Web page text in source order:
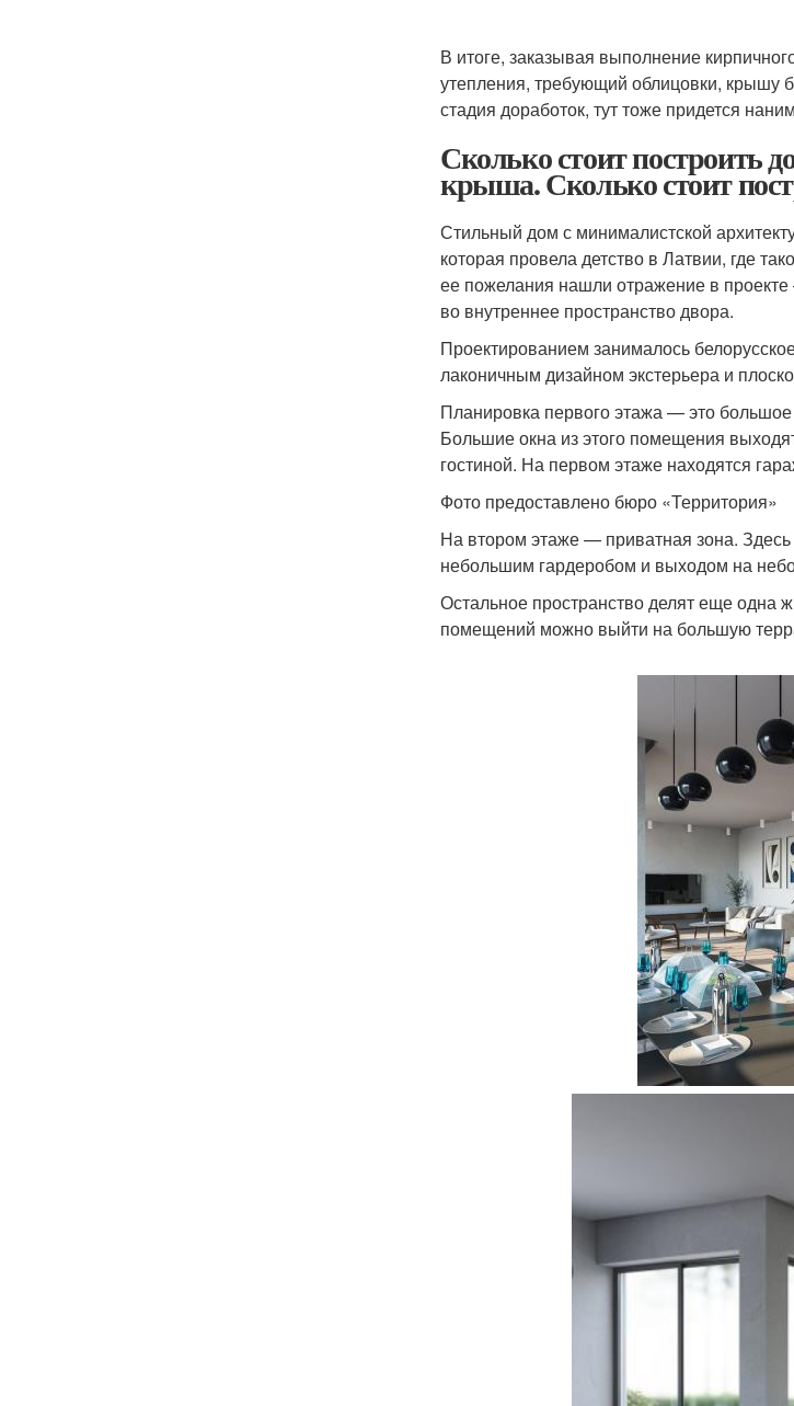
В итоге, заказывая выполнение
утепления, требующий облицовки, крышу
стадия доработок, тут тоже придется
Сколько стоит построить
крыша. Сколько стоит
Стильный дом с минималистской
которая провела детство в Латвии, где
ее пожелания нашли отражение в
во внутреннее пространство двора.
Проектированием занималось
лаконичным дизайном экстерьера и
Планировка первого этажа — это большое
Большие окна из этого помещения
гостиной. На первом этаже находятся
Фото предоставлено бюро «Территория»
На втором этаже — приватная зона.
небольшим гардеробом и выходом на
Остальное пространство делят еще одна
помещений можно выйти на большую